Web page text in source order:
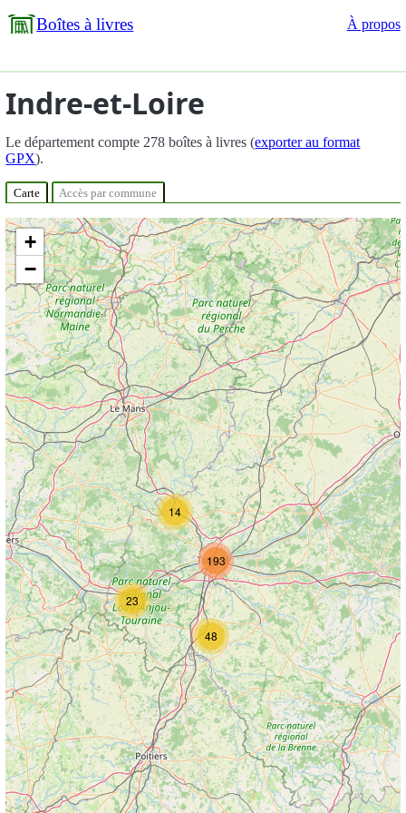
Boîtes à livres À propos
Indre-et-Loire
Le département compte 278 boîtes à livres (exporter au format
GPX).
Carte Accès par commune
14
23
48
193
+
−